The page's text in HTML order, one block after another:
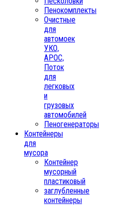
Пенокомплекты
Очистные
для
автомоек
УКО,
АРОС,
Поток
для
легковых
и
грузовых
автомобилей
Пеногенераторы
Контейнеры
для
мусора
Контейнер
мусорный
пластиковый
заглубленные
контейнеры